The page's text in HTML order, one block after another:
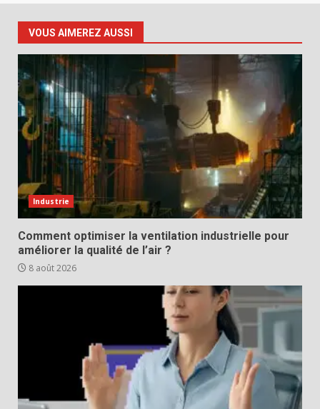
VOUS AIMEREZ AUSSI
Industrie
Comment optimiser la ventilation industrielle pour
améliorer la qualité de l’air ?
8 août 2026